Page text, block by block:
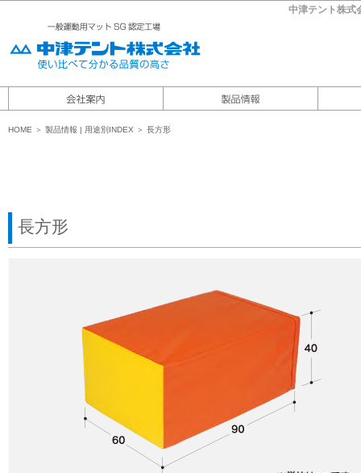
中津テント株式
HOME ＞ 製品情報 | 用途別INDEX ＞ 長方形
長方形